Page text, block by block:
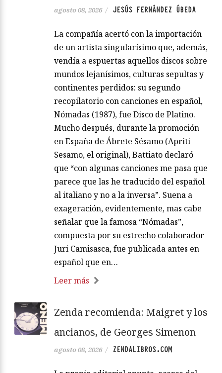
agosto 08, 2026 / JESÚS FERNÁNDEZ ÚBEDA
La compañía acertó con la importación
de un artista singularísimo que, además,
vendía a espuertas aquellos discos sobre
mundos lejanísimos, culturas sepultas y
continentes perdidos: su segundo
recopilatorio con canciones en español,
Nómadas (1987), fue Disco de Platino.
Mucho después, durante la promoción
en España de Ábrete Sésamo (Apriti
Sesamo, el original), Battiato declaró
que “con algunas canciones me pasa que
parece que las he traducido del español
al italiano y no a la inversa”. Suena a
exageración, evidentemente, mas cabe
señalar que la famosa “Nómadas”,
compuesta por su estrecho colaborador
Juri Camisasca, fue publicada antes en
español que en…
Leer más
Zenda recomienda: Maigret y los
ancianos, de Georges Simenon
agosto 08, 2026 / ZENDALIBROS.COM